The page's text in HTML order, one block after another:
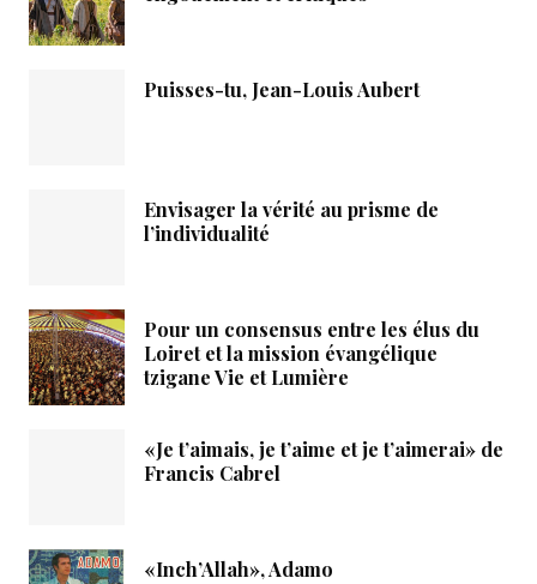
Puisses-tu, Jean-Louis Aubert
Envisager la vérité au prisme de
l’individualité
Pour un consensus entre les élus du
Loiret et la mission évangélique
tzigane Vie et Lumière
«Je t’aimais, je t’aime et je t’aimerai» de
Francis Cabrel
«Inch’Allah», Adamo